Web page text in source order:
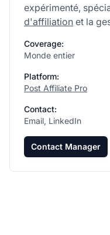
expérimenté,
d'affiliation et la
Coverage:
Monde entier
Platform:
Post Affiliate Pro
Contact:
Email, LinkedIn
Contact Manager